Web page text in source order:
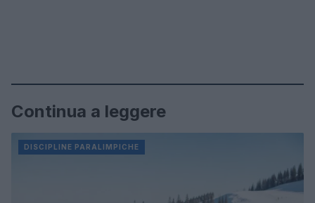
Continua a leggere
DISCIPLINE PARALIMPICHE